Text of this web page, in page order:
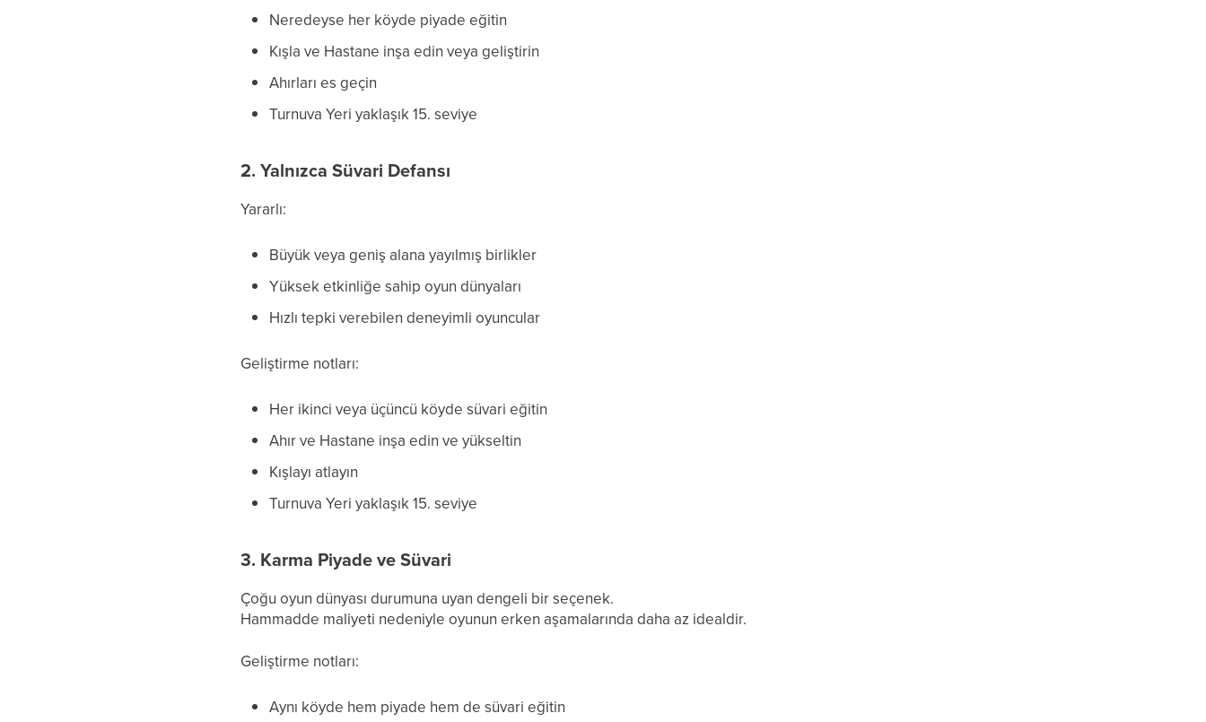
Neredeyse her köyde piyade eğitin
Kışla ve Hastane inşa edin veya geliştirin
Ahırları es geçin
Turnuva Yeri yaklaşık 15. seviye
2. Yalnızca Süvari Defansı
Yararlı:
Büyük veya geniş alana yayılmış birlikler
Yüksek etkinliğe sahip oyun dünyaları
Hızlı tepki verebilen deneyimli oyuncular
Geliştirme notları:
Her ikinci veya üçüncü köyde süvari eğitin
Ahır ve Hastane inşa edin ve yükseltin
Kışlayı atlayın
Turnuva Yeri yaklaşık 15. seviye
3. Karma Piyade ve Süvari
Çoğu oyun dünyası durumuna uyan dengeli bir seçenek.
Hammadde maliyeti nedeniyle oyunun erken aşamalarında daha az idealdir.
Geliştirme notları:
Aynı köyde hem piyade hem de süvari eğitin